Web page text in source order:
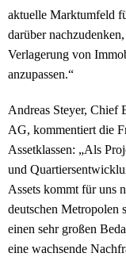
aktuelle Marktumfeld
darüber
Verlagerung von
anzupassen.“
Andreas Steyer, Chief
AG, kommentiert die
Assetklassen: „Als
und
Assets kommt für uns
deutschen Metropolen
einen sehr großen
eine wachsende